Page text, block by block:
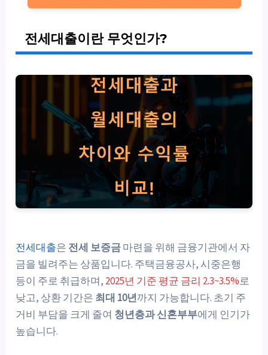
전세대출이란 무엇인가?
전세대출은 전세 보증금마련을 위해 금융기관에서 자
금을 빌려주는 상품입니다. 주택금융공사, 시중은행
등이 주로 취급하며, 2025년 기준 평균 금리 2.3~3.5%로
낮고, 상환 기간은 최대 10년까지 가능합니다. 초기 주
거비 부담을 크게 줄여 청년층과 신혼부부에게 인기가
높습니다.